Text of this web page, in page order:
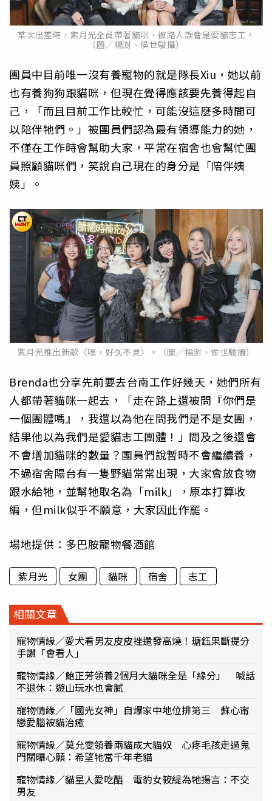
某次出差時，紫月光全員帶著貓咪，被路人誤會是愛貓志工。
（圖／楊澍、侯世駿攝）
團員中目前唯一沒有養寵物的就是隊長Xiu，她以前
也有養狗狗跟貓咪，但現在覺得應該要先養得起自
己，「而且目前工作比較忙，可能沒這麼多時間可
以陪伴牠們。」被團員們認為最有領導能力的她，
不僅在工作時會幫助大家，平常在宿舍也會幫忙團
員照顧貓咪們，笑說自己現在的身分是「陪伴姨
姨」。
紫月光推出新歌〈嘿，好久不見〉。（圖／楊澍、侯世駿攝）
Brenda也分享先前要去台南工作好幾天，她們所有
人都帶著貓咪一起去，「走在路上還被問『你們是
一個團體嗎』，我還以為他在問我們是不是女團，
結果他以為我們是愛貓志工團體！」問及之後還會
不會增加貓咪的數量？團員們說暫時不會繼續養，
不過宿舍陽台有一隻野貓常常出現，大家會放食物
跟水給牠，並幫牠取名為「milk」，原本打算收
編，但milk似乎不願意，大家因此作罷。
場地提供：多巴胺寵物餐酒館
紫月光 女團 貓咪 宿舍 志工
相關文章
寵物情緣／愛犬看男友皮皮挫還發高燒！瑭鈺果斷提分
手讚「會看人」
寵物情緣／鮑正芳領養2個月大貓咪全是「緣分」 喊話
不退休：遊山玩水也會膩
寵物情緣／「國光女神」自爆家中地位排第三 蘇心甯
戀愛腦被貓治癒
寵物情緣／莫允雯領養兩貓成大貓奴 心疼毛孩走過鬼
門關曝心願：希望牠當千年老貓
寵物情緣／貓星人愛吃醋 電豹女筱緹為牠揚言：不交
男友